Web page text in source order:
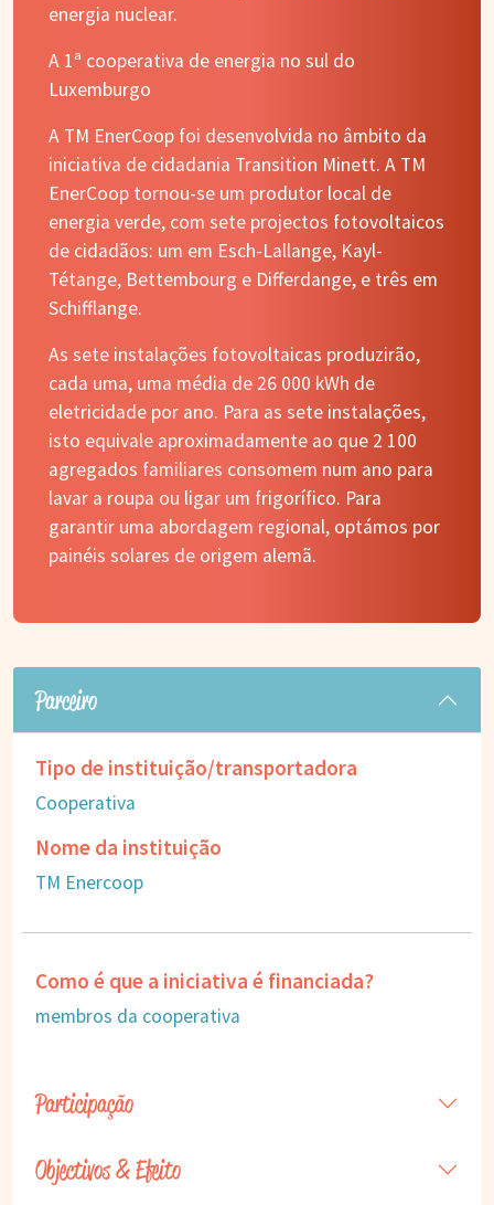
energia nuclear.
A 1ª cooperativa de energia no sul do
Luxemburgo
A TM EnerCoop foi desenvolvida no âmbito da
iniciativa de cidadania Transition Minett. A TM
EnerCoop tornou-se um produtor local de
energia verde, com sete projectos fotovoltaicos
de cidadãos: um em Esch-Lallange, Kayl-
Tétange, Bettembourg e Differdange, e três em
Schifflange.
As sete instalações fotovoltaicas produzirão,
cada uma, uma média de 26 000 kWh de
eletricidade por ano. Para as sete instalações,
isto equivale aproximadamente ao que 2 100
agregados familiares consomem num ano para
lavar a roupa ou ligar um frigorífico. Para
garantir uma abordagem regional, optámos por
painéis solares de origem alemã.
Parceiro
Tipo de instituição/transportadora
Cooperativa
Nome da instituição
TM Enercoop
Como é que a iniciativa é financiada?
membros da cooperativa
Participação
Objectivos & Efeito